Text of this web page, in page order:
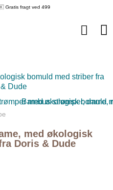
Gratis fragt ved 499
med økologisk
Doris & Dude